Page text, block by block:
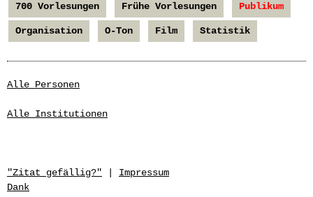
700 Vorlesungen Frühe Vorlesungen Publikum
Organisation O-Ton Film Statistik
Alle Personen
Alle Institutionen
"Zitat gefällig?"
Impressum
Dank